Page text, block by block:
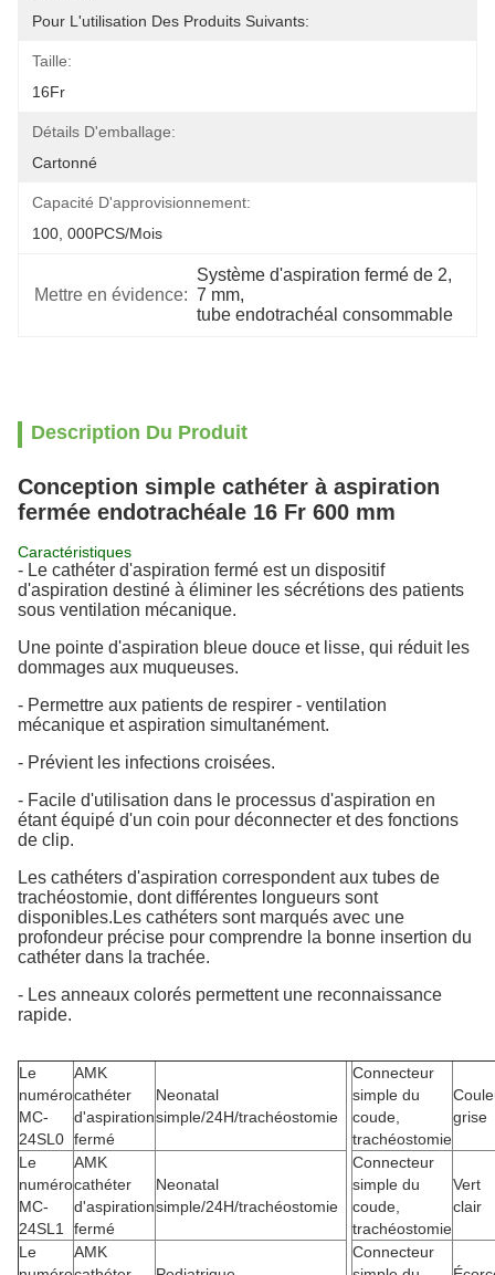
Pour L'utilisation Des Produits Suivants:
Taille:
16Fr
Détails D'emballage:
Cartonné
Capacité D'approvisionnement:
100, 000PCS/mois
Mettre en évidence:
Système d'aspiration fermé de 2,
7 mm,
tube endotrachéal consommable
Description Du Produit
Conception simple cathéter à aspiration
fermée endotrachéale 16 Fr 600 mm
Caractéristiques
- Le cathéter d'aspiration fermé est un dispositif
d'aspiration destiné à éliminer les sécrétions des patients
sous ventilation mécanique.
Une pointe d'aspiration bleue douce et lisse, qui réduit les
dommages aux muqueuses.
- Permettre aux patients de respirer - ventilation
mécanique et aspiration simultanément.
- Prévient les infections croisées.
- Facile d'utilisation dans le processus d'aspiration en
étant équipé d'un coin pour déconnecter et des fonctions
de clip.
Les cathéters d'aspiration correspondent aux tubes de
trachéostomie, dont différentes longueurs sont
disponibles.Les cathéters sont marqués avec une
profondeur précise pour comprendre la bonne insertion du
cathéter dans la trachée.
- Les anneaux colorés permettent une reconnaissance
rapide.
Le
numéro
MC-
24SL0
AMK
cathéter
d'aspiration
fermé
Neonatal
simple/24H/trachéostomie
Connecteur
simple du
coude,
trachéostomie
grise
Le
numéro
MC-
24SL1
AMK
cathéter
d'aspiration
fermé
Neonatal
simple/24H/trachéostomie
Connecteur
simple du
coude,
trachéostomie
Vert
clair
Le
AMK
Connecteur